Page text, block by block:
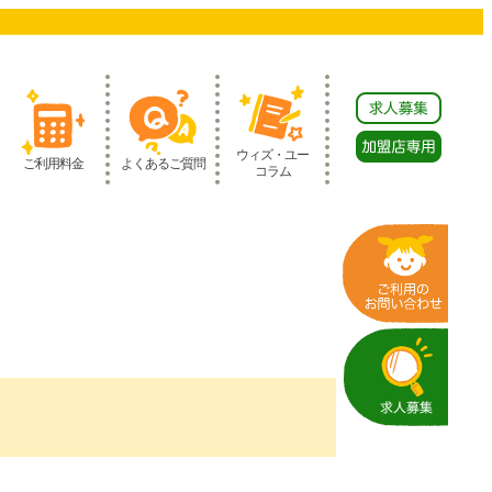
ご利用料金 よくあるご質問
ウィズ・ユー
コラム